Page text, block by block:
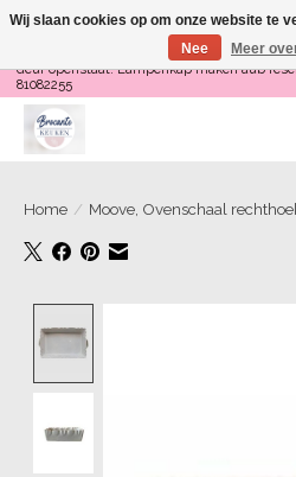
Loop binnen om Servies te Schilderen op do
deur openstaat! Lampenkap maken aub
81082255
Home / Moove, Ovenschaal
Wij slaan cookies op om onze website te
Nee
Meer